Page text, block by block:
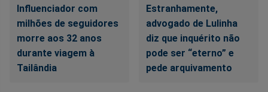
Influenciador com
milhões de seguidores
morre aos 32 anos
durante viagem à
Tailândia
Estranhamente,
advogado de Lulinha
diz que inquérito não
pode ser “eterno” e
pede arquivamento